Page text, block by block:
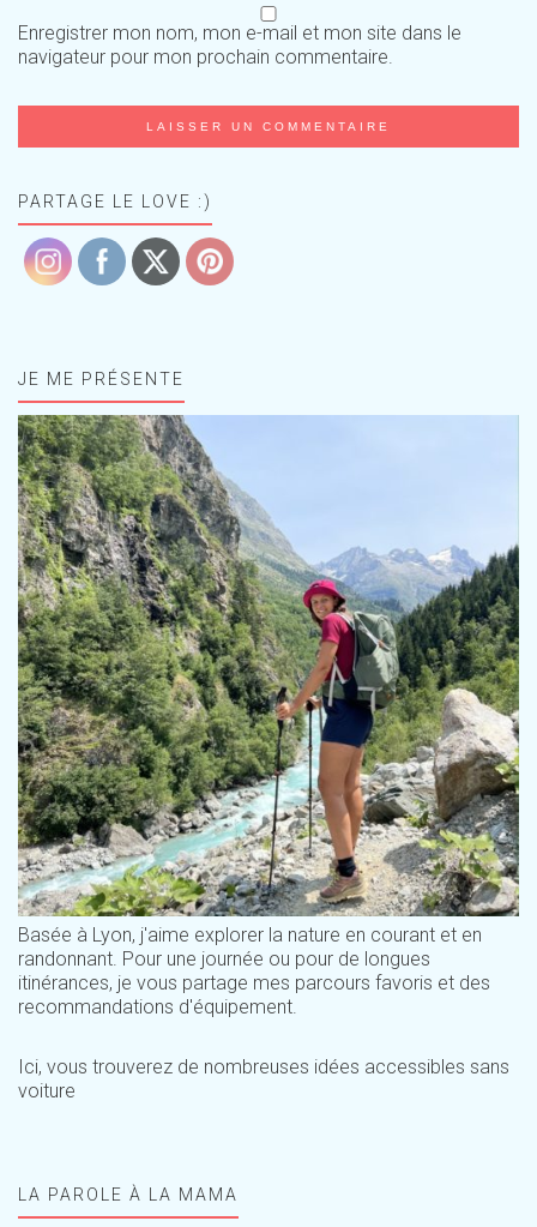
Enregistrer mon nom, mon e-mail et mon site dans le
navigateur pour mon prochain commentaire.
PARTAGE LE LOVE :)
JE ME PRÉSENTE
Basée à Lyon, j'aime explorer la nature en courant et en
randonnant. Pour une journée ou pour de longues
itinérances, je vous partage mes parcours favoris et des
recommandations d'équipement.
Ici, vous trouverez de nombreuses idées accessibles sans
voiture
LA PAROLE À LA MAMA